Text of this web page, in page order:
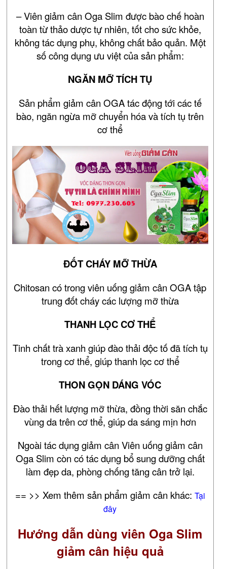
– Viên giảm cân Oga Slim được bào chế hoàn
toàn từ thảo dược tự nhiên, tốt cho sức khỏe,
không tác dụng phụ, không chất bảo quản. Một
số công dụng ưu việt của sản phẩm:
NGĂN MỠ TÍCH TỤ
Sản phẩm giảm cân OGA tác động tới các tế
bào, ngăn ngừa mỡ chuyển hóa và tích tụ trên
cơ thể
ĐỐT CHÁY MỠ THỪA
Chitosan có trong viên uống giảm cân OGA tập
trung đốt cháy các lượng mỡ thừa
THANH LỌC CƠ THỂ
Tinh chất trà xanh giúp đào thải độc tố đã tích tụ
trong cơ thể, giúp thanh lọc cơ thể
THON GỌN DÁNG VÓC
Đào thải hết lượng mỡ thừa, đồng thời săn chắc
vùng da trên cơ thể, giúp da sáng mịn hơn
Ngoài tác dụng giảm cân Viên uống giảm cân
Oga Slim còn có tác dụng bổ sung dưỡng chất
làm đẹp da, phòng chống tăng cân trở lại.
== >> Xem thêm sản phẩm giảm cân khác: Tại
đây
Hướng dẫn dùng viên Oga Slim
giảm cân hiệu quả